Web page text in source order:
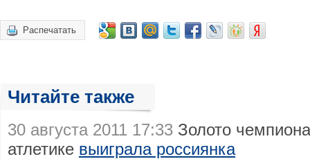
Распечатать
Читайте также
30 августа 2011 17:33 Золото
атлетике выиграла россиянка